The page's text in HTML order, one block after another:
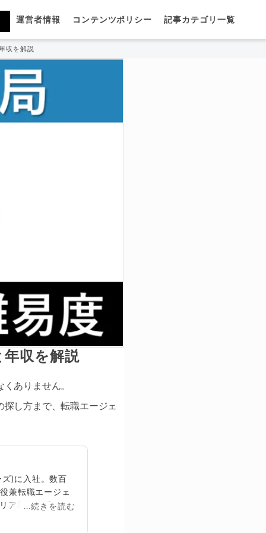
運営者情報 コンテンツポリシー 記事カテゴリ一覧
収を解説
収を解説
ありません。
し方まで、転職エージェ
)に入社。数百
兼転職エージェ
ア相談に乗る。
...続きを読む